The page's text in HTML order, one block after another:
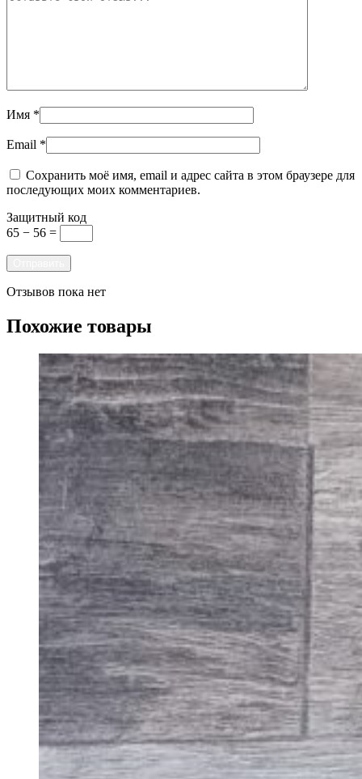
Имя *
Email *
Сохранить моё имя, email и адрес сайта в этом браузере для
последующих моих комментариев.
Защитный код
65 − 56 =
Отзывов пока нет
Похожие товары